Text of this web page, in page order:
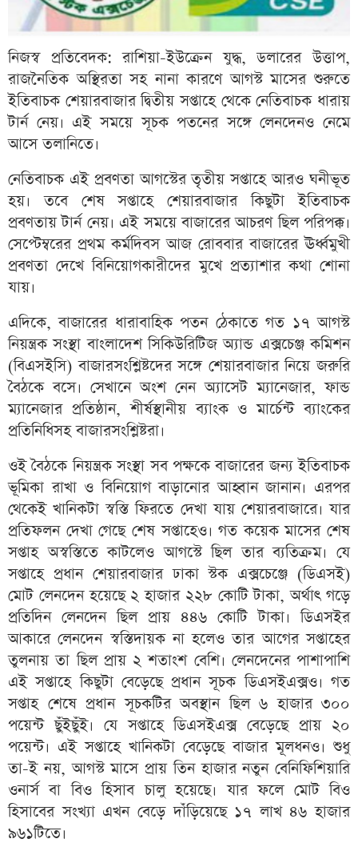
নিজস্ব প্রতিবেদক: রাশিয়া-ইউক্রেন যুদ্ধ, ডলারের উত্তাপ,
রাজনৈতিক অস্থিরতা সহ নানা কারণে আগস্ট মাসের শুরুতে
ইতিবাচক শেয়ারবাজার দ্বিতীয় সপ্তাহে থেকে নেতিবাচক ধারায়
টার্ন নেয়। এই সময়ে সূচক পতনের সঙ্গে লেনদেনও নেমে
আসে তলানিতে।
নেতিবাচক এই প্রবণতা আগস্টের তৃতীয় সপ্তাহে আরও ঘনীভূত
হয়। তবে শেষ সপ্তাহে শেয়ারবাজার কিছুটা ইতিবাচক
প্রবণতায় টার্ন নেয়। এই সময়ে বাজারের আচরণ ছিল পরিপক্ক।
সেপ্টেম্বরের প্রথম কর্মদিবস আজ রোববার বাজারের ঊর্ধ্বমুখী
প্রবণতা দেখে বিনিয়োগকারীদের মুখে প্রত্যাশার কথা শোনা
যায়।
এদিকে, বাজারের ধারাবাহিক পতন ঠেকাতে গত ১৭ আগস্ট
নিয়ন্ত্রক সংস্থা বাংলাদেশ সিকিউরিটিজ অ্যান্ড এক্সচেঞ্জ কমিশন
(বিএসইসি) বাজারসংশ্লিষ্টদের সঙ্গে শেয়ারবাজার নিয়ে জরুরি
বৈঠকে বসে। সেখানে অংশ নেন অ্যাসেট ম্যানেজার, ফান্ড
ম্যানেজার প্রতিষ্ঠান, শীর্ষস্থানীয় ব্যাংক ও মার্চেন্ট ব্যাংকের
প্রতিনিধিসহ বাজারসংশ্লিষ্টরা।
ওই বৈঠকে নিয়ন্ত্রক সংস্থা সব পক্ষকে বাজারের জন্য ইতিবাচক
ভূমিকা রাখা ও বিনিয়োগ বাড়ানোর আহ্বান জানান। এরপর
থেকেই খানিকটা স্বস্তি ফিরতে দেখা যায় শেয়ারবাজারে। যার
প্রতিফলন দেখা গেছে শেষ সপ্তাহেও। গত কয়েক মাসের শেষ
সপ্তাহ অস্বস্তিতে কাটলেও আগস্টে ছিল তার ব্যতিক্রম। যে
সপ্তাহে প্রধান শেয়ারবাজার ঢাকা স্টক এক্সচেঞ্জে (ডিএসই)
মোট লেনদেন হয়েছে ২ হাজার ২২৮ কোটি টাকা, অর্থাৎ গড়ে
প্রতিদিন লেনদেন ছিল প্রায় ৪৪৬ কোটি টাকা। ডিএসইর
আকারে লেনদেন স্বস্তিদায়ক না হলেও তার আগের সপ্তাহের
তুলনায় তা ছিল প্রায় ২ শতাংশ বেশি। লেনদেনের পাশাপাশি
এই সপ্তাহে কিছুটা বেড়েছে প্রধান সূচক ডিএসইএক্সও। গত
সপ্তাহ শেষে প্রধান সূচকটির অবস্থান ছিল ৬ হাজার ৩০০
পয়েন্ট ছুঁইছুঁই। যে সপ্তাহে ডিএসইএক্স বেড়েছে প্রায় ২০
পয়েন্ট। এই সপ্তাহে খানিকটা বেড়েছে বাজার মূলধনও। শুধু
তা-ই নয়, আগস্ট মাসে প্রায় তিন হাজার নতুন বেনিফিশিয়ারি
ওনার্স বা বিও হিসাব চালু হয়েছে। যার ফলে মোট বিও
হিসাবের সংখ্যা এখন বেড়ে দাঁড়িয়েছে ১৭ লাখ ৪৬ হাজার
৯৬১টিতে।